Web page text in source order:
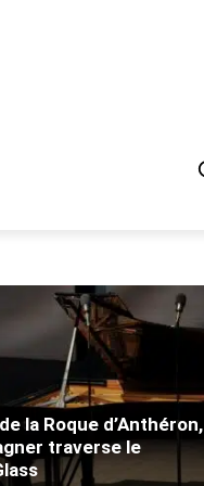
la Roque d’Anthéron,
traverse le